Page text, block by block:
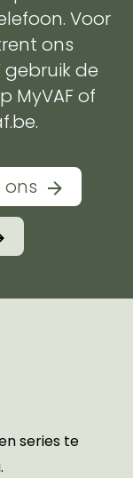
Voor
ons
de
MyVAF of
series te